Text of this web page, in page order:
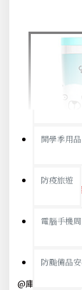
父親節專頁
畢業狂歡季
開學季用品
防疫旅遊
電腦手機
防颱備品
"快
"預購
@如
@庫存狀態隨時